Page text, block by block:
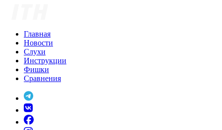
Главная
Новости
Слухи
Инструкции
Фишки
Сравнения